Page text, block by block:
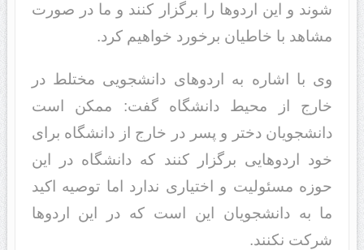
شوند و این اردوها را برگزار کنند و ما در صورت
مشاهد با خاطیان برخورد خواهیم کرد.
وی با اشاره به اردوهای دانشجویی مختلط در
خارج از محیط دانشگاه گفت: ممکن است
دانشجویان دختر و پسر در خارج از دانشگاه برای
خود اردوهایی برگزار کنند که دانشگاه در این
حوزه مسئولیت و اختیاری ندارد اما توصیه اکید
ما به دانشجویان این است که در این اردوها
شرکت نکنند.